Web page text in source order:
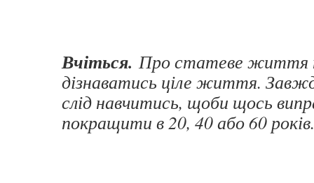
Вчіться. Про статеве життя
дізнаватись ціле життя.
слід навчитись, щоби щось
покращити в 20, 40 або 60 років.